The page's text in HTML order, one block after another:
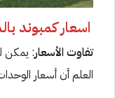
اسعار كمبوند
تفاوت الأسعار: يمكن
العلم أن أسعار